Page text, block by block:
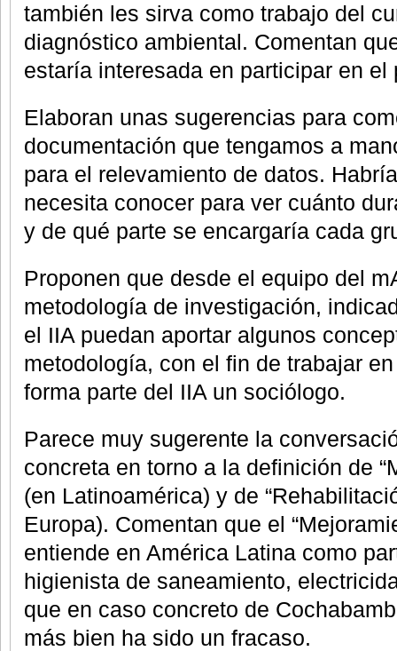
también les sirva como trabajo del
diagnóstico ambiental. Comentan
estaría interesada en participar en el
Elaboran unas sugerencias para
documentación que tengamos a
para el relevamiento de datos.
necesita conocer para ver cuánto
y de qué parte se encargaría cada
Proponen que desde el equipo del
metodología de investigación,
el IIA puedan aportar algunos
metodología, con el fin de trabajar
forma parte del IIA un sociólogo.
Parece muy sugerente la
concreta en torno a la definición de
(en Latinoamérica) y de
Europa). Comentan que el
entiende en América Latina como
higienista de saneamiento,
que en caso concreto de
más bien ha sido un fracaso.